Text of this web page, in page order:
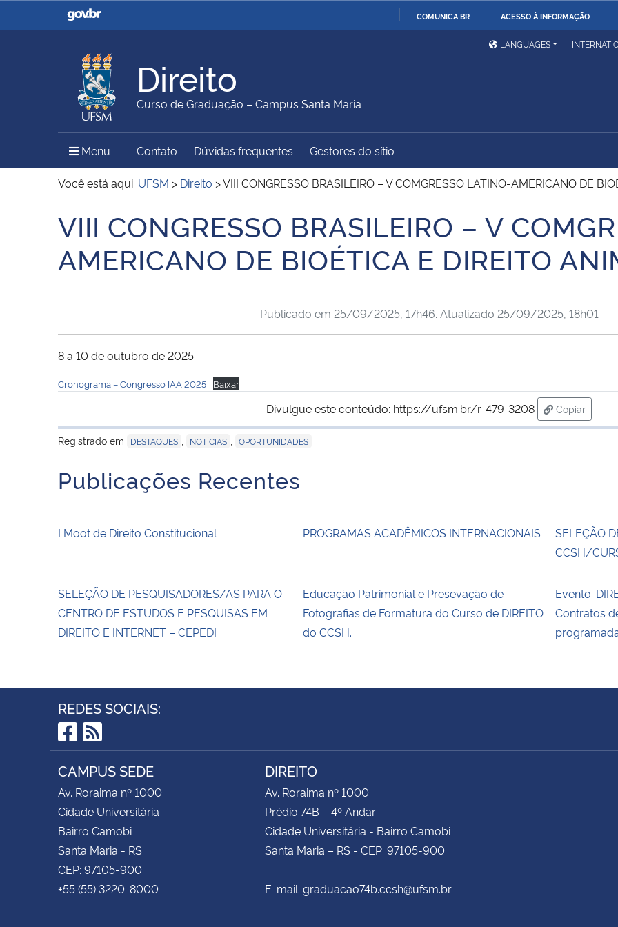
COMUNICA BR ACESSO À INFORMAÇÃO
Casa Civil
Ministério da Justiça e
Ministério da Defesa
Ministério das Relações
Exteriores
Ministério da Agricultura,
Pecuária e Abastecimento
Ministério da Educação
Ministério do Meio Ambiente Ministério do Turismo
Ministério do
Desenvolvimento Regional
União
Secretaria de Governo
Gabinete de Segurança
Institucional
Advocacia-Geral da União Banco Central do Brasil
LANGUAGES
Direito
Curso de Graduação – Campus Santa Maria
Menu Menu Principal do Sítio
Contato Dúvidas frequentes Gestores do sítio
Você está aqui: UFSM > Direito >VIII CONGRESSO BRASILEIRO – V COMGRESSO LATINO-AMERICANO DE
Início do conteúdo
VIII CONGRESSO BRASILEIRO – V
AMERICANO DE BIOÉTICA E DIREITO
Publicado em 25/09/2025, 17h46. Atualizado 25/09/2025, 18h01
8 a 10 de outubro de 2025.
Cronograma – Congresso IAA 2025 Baixar
Divulgue este conteúdo: https://ufsm.br/r-479-3208
Copiar
para área
Registrado em
DESTAQUES NOTÍCIAS OPORTUNIDADES
Publicações Recentes
I Moot de Direito Constitucional PROGRAMAS ACADÊMICOS INTERNACIONAIS
SELEÇÃO
CCSH/
SELEÇÃO DE PESQUISADORES/AS PARA O
CENTRO DE ESTUDOS E PESQUISAS EM
DIREITO E INTERNET – CEPEDI
Educação Patrimonial e Presevação de
Fotografias de Formatura do Curso de DIREITO
do CCSH.
Evento:
Contratos
REDES SOCIAIS:
Facebook
RSS
CAMPUS SEDE
Av. Roraima nº 1000
Cidade Universitária
Bairro Camobi
Santa Maria - RS
CEP: 97105-900
+55 (55) 3220-8000
DIREITO
Av. Roraima nº 1000
Prédio 74B – 4º Andar
Cidade Universitária - Bairro Camobi
Santa Maria – RS - CEP: 97105-900
E-mail: graduacao74b.ccsh@ufsm.br